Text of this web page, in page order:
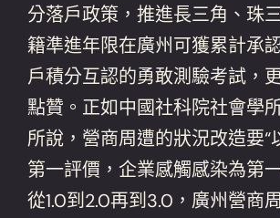
分落戶政策，推進長三角、珠
籍準進年限在廣州可獲累計承
戶積分互認的勇敢測驗考試，
點贊。正如中國社科院社會學
所說，營商周遭的狀況改造要“
第一評價，企業感觸感染為第
從1.0到2.0再到3.0，廣州營商